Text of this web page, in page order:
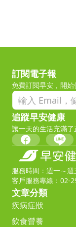
訂閱電子報
免費訂閱早安，開始
追蹤早安健康
讓一天的生活充滿
服務時間：週一～
客戶服務專線：02-
文章分類
疾病症狀
飲食營養